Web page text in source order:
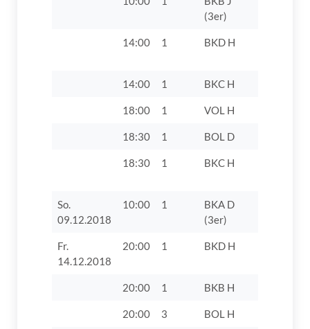
(3er)
14:00 1 BKD H
14:00 1 BKC H
18:00 1 VOL H
18:30 1 BOL D
18:30 1 BKC H
So.
09.12.2018
10:00 1
BKA D
(3er)
Fr.
14.12.2018
20:00 1 BKD H
20:00 1 BKB H
20:00 3 BOL H